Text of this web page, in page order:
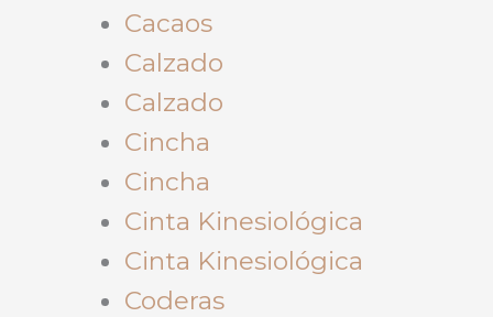
Cacaos
Calzado
Calzado
Cincha
Cincha
Cinta Kinesiológica
Cinta Kinesiológica
Coderas